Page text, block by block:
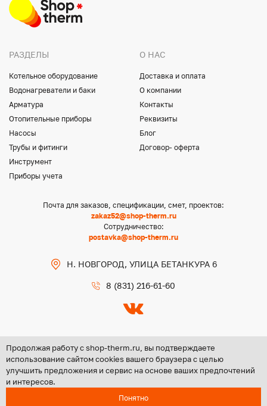
РАЗДЕЛЫ
Котельное оборудование
Водонагреватели и баки
Арматура
Отопительные приборы
Насосы
Трубы и фитинги
Инструмент
Приборы учета
О НАС
Доставка и оплата
О компании
Контакты
Реквизиты
Блог
Договор- оферта
Почта для заказов, спецификации, смет, проектов:
zakaz52@shop-therm.ru
Сотрудничество:
postavka@shop-therm.ru
Н. НОВГОРОД, УЛИЦА БЕТАНКУРА 6
8 (831) 216-61-60
Copyright @ 2026 ООО «ЦЕНТР ГРУПП НН»
Политика конфиденциальности
Продолжая работу с shop-therm.ru, вы подтверждаете
использование сайтом cookies вашего браузера с целью
улучшить предложения и сервис на основе ваших предпочтений
и интересов.
Понятно